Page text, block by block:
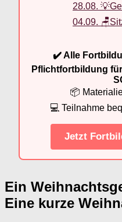
28.08.
04.09.
✔️ Alle
Pflichtfortbildung
📦
💻 Teilnahme
Jetzt
Ein
Eine kurze